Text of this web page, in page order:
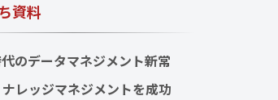
資料
代のデータマネジメント新常
レッジマネジメントを成功